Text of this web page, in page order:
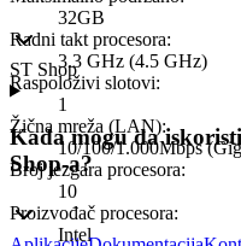
32GB
Radni takt procesora:
3.3 GHz (4.5 GHz)
Raspoloživi slotovi:
1
Žična mreža (LAN):
10/100/1.000Mbps
Broj jezgara procesora:
10
Proizvođač procesora:
Intel
ST Shop
Kada mogu da
Shop-a?